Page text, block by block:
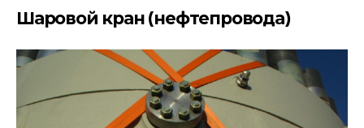
Шаровой кран (нефтепровода)